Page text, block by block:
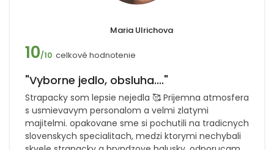
Maria Ulrichova
10/10 celkové hodnotenie
"Vyborne jedlo, obsluha...."
Strapacky som lepsie nejedla 🥰 Prijemna atmosfera
s usmievavym personalom a velmi zlatymi
majitelmi. opakovane sme si pochutili na tradicnych
slovenskych specialitach, medzi ktorymi nechybali